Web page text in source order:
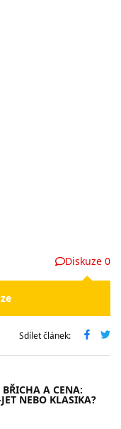
Diskuze 0
Sdílet článek:
A CENA:
NEBO KLASIKA?